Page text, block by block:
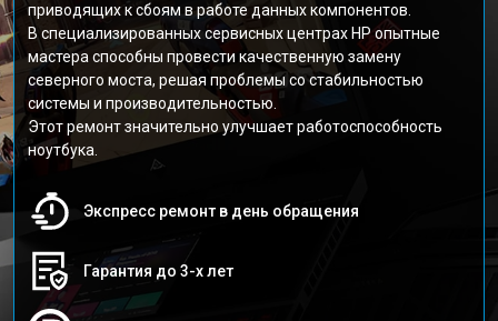
приводящих к сбоям в работе данных компонентов.
В специализированных сервисных центрах HP опытные
мастера способны провести качественную замену
северного моста, решая проблемы со стабильностью
системы и производительностью.
Этот ремонт значительно улучшает работоспособность
ноутбука.
Экспресс ремонт в день обращения
Гарантия до 3-х лет